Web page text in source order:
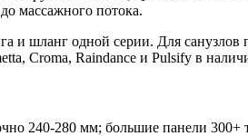
массажного потока.
и шланг одной серии. Для
Croma, Raindance и Pulsify в
240-280 мм; большие панели 300+